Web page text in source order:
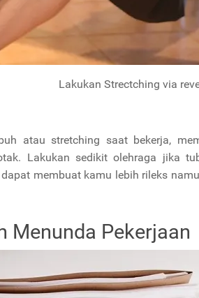
Lakukan Strectching via
atau stretching saat bekerja,
Lakukan sedikit olehraga jika
membuat kamu lebih rileks
Menunda Pekerjaan